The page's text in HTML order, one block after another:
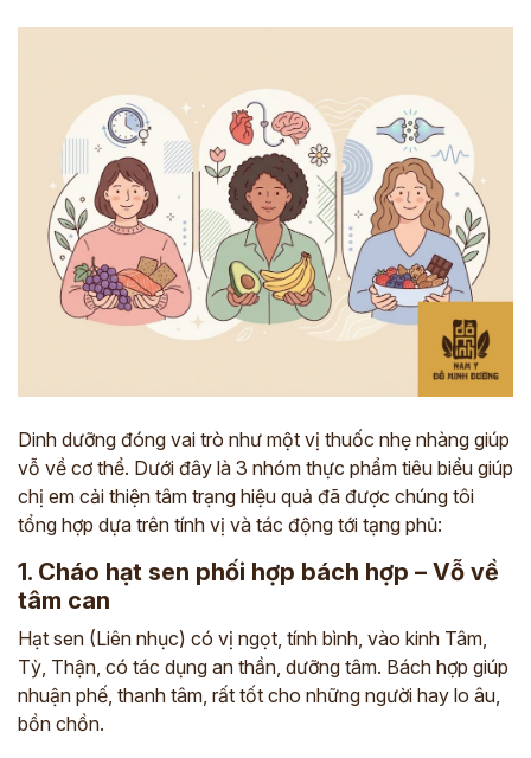
Dinh dưỡng đóng vai trò như một vị thuốc nhẹ nhàng giúp
vỗ về cơ thể. Dưới đây là 3 nhóm thực phẩm tiêu biểu giúp
chị em cải thiện tâm trạng hiệu quả đã được chúng tôi
tổng hợp dựa trên tính vị và tác động tới tạng phủ:
1. Cháo hạt sen phối hợp bách hợp – Vỗ về
tâm can
Hạt sen (Liên nhục) có vị ngọt, tính bình, vào kinh Tâm,
Tỳ, Thận, có tác dụng an thần, dưỡng tâm. Bách hợp giúp
nhuận phế, thanh tâm, rất tốt cho những người hay lo âu,
bồn chồn.